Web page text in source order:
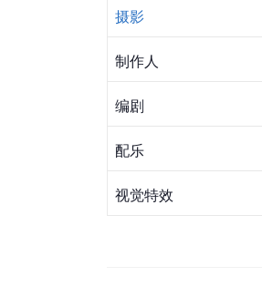
摄影
制作人
编剧
配乐
视觉特效